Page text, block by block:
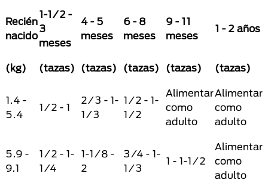
Recién
nacido
1-1/2 -
3
meses
4 - 5
meses
6 - 8
meses
9 - 11
meses
1 - 2 años
(kg) (tazas) (tazas) (tazas) (tazas) (tazas)
1.4 -
5.4
1/2 - 1
2/3 - 1-
1/3
1/2 - 1-
1/2
Alimentar
como
adulto
Alimentar
como
adulto
5.9 -
9.1
1/2 - 1-
1/4
1-1/8 -
2
3/4 - 1-
1/3
1 - 1-1/2
Alimentar
como
adulto